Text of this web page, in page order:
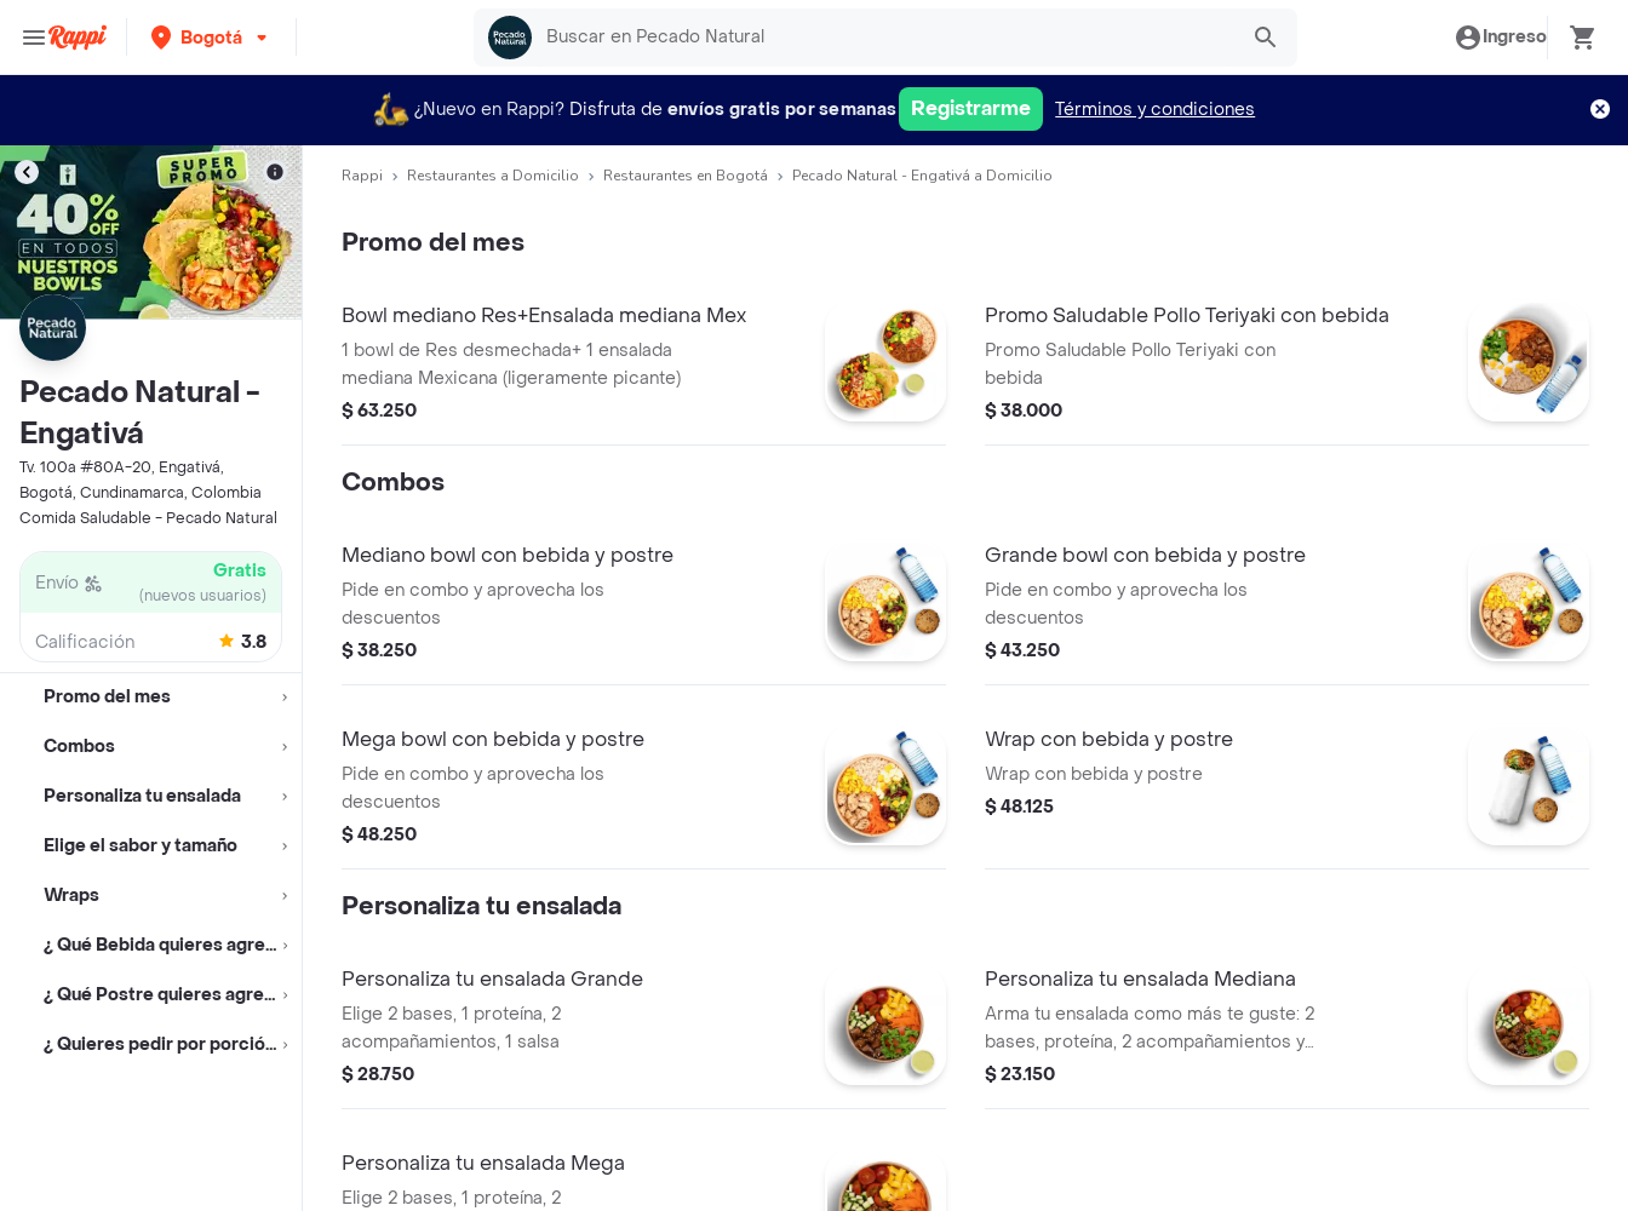
Bogotá Ingreso
¿Nuevo en Rappi? Disfruta de envíos gratis por semanas Registrarme Términos y condiciones
Pecado Natural -
Engativá
Tv. 100a #80A-20, Engativá,
Bogotá, Cundinamarca, Colombia
Comida Saludable - Pecado Natural
Envío Gratis
(nuevos usuarios)
Calificación 3.8
Promo del mes
Combos
Personaliza tu ensalada
Elige el sabor y tamaño
Wraps
¿ Qué Bebida quieres agregar ?
¿ Qué Postre quieres agregar ?
¿ Quieres pedir por porción ?
Rappi Restaurantes a Domicilio Restaurantes en Bogotá Pecado Natural - Engativá a Domicilio
Promo del mes
Bowl mediano Res+Ensalada mediana Mex
1 bowl de Res desmechada+ 1 ensalada
mediana Mexicana (ligeramente picante)
$ 63.250
Promo Saludable Pollo Teriyaki con bebida
Promo Saludable Pollo Teriyaki con
bebida
$ 38.000
Combos
Mediano bowl con bebida y postre
Pide en combo y aprovecha los
descuentos
$ 38.250
Grande bowl con bebida y postre
Pide en combo y aprovecha los
descuentos
$ 43.250
Mega bowl con bebida y postre
Pide en combo y aprovecha los
descuentos
$ 48.250
Wrap con bebida y postre
Wrap con bebida y postre
$ 48.125
Personaliza tu ensalada
Personaliza tu ensalada Grande
Elige 2 bases, 1 proteína, 2
acompañamientos, 1 salsa
$ 28.750
Personaliza tu ensalada Mediana
Arma tu ensalada como más te guste: 2
bases, proteína, 2 acompañamientos y
salsa.
$ 23.150
Personaliza tu ensalada Mega
Elige 2 bases, 1 proteína, 2